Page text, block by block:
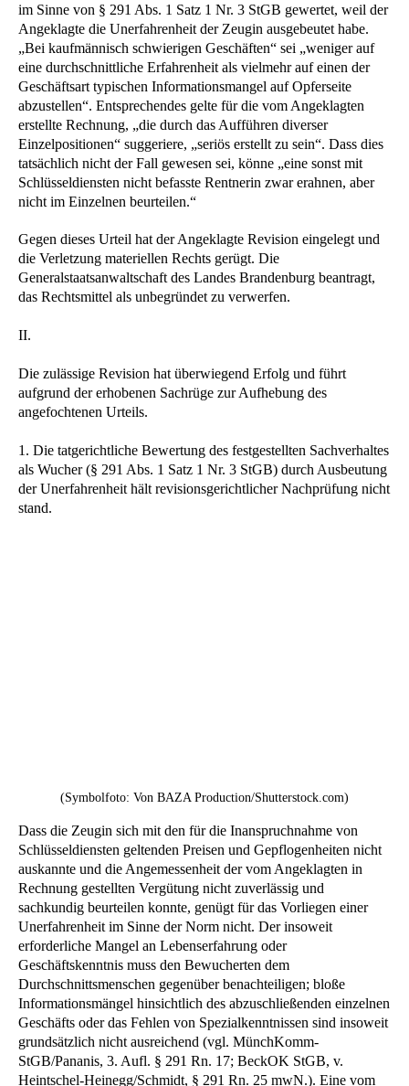
im Sinne von § 291 Abs. 1 Satz 1 Nr. 3 StGB gewertet, weil der
Angeklagte die Unerfahrenheit der Zeugin ausgebeutet habe.
„Bei kaufmännisch schwierigen Geschäften“ sei „weniger auf
eine durchschnittliche Erfahrenheit als vielmehr auf einen der
Geschäftsart typischen Informationsmangel auf Opferseite
abzustellen“. Entsprechendes gelte für die vom Angeklagten
erstellte Rechnung, „die durch das Aufführen diverser
Einzelpositionen“ suggeriere, „seriös erstellt zu sein“. Dass dies
tatsächlich nicht der Fall gewesen sei, könne „eine sonst mit
Schlüsseldiensten nicht befasste Rentnerin zwar erahnen, aber
nicht im Einzelnen beurteilen.“
Gegen dieses Urteil hat der Angeklagte Revision eingelegt und
die Verletzung materiellen Rechts gerügt. Die
Generalstaatsanwaltschaft des Landes Brandenburg beantragt,
das Rechtsmittel als unbegründet zu verwerfen.
II.
Die zulässige Revision hat überwiegend Erfolg und führt
aufgrund der erhobenen Sachrüge zur Aufhebung des
angefochtenen Urteils.
1. Die tatgerichtliche Bewertung des festgestellten Sachverhaltes
als Wucher (§ 291 Abs. 1 Satz 1 Nr. 3 StGB) durch Ausbeutung
der Unerfahrenheit hält revisionsgerichtlicher Nachprüfung nicht
stand.
(Symbolfoto: Von BAZA Production/Shutterstock.com)
Dass die Zeugin sich mit den für die Inanspruchnahme von
Schlüsseldiensten geltenden Preisen und Gepflogenheiten nicht
auskannte und die Angemessenheit der vom Angeklagten in
Rechnung gestellten Vergütung nicht zuverlässig und
sachkundig beurteilen konnte, genügt für das Vorliegen einer
Unerfahrenheit im Sinne der Norm nicht. Der insoweit
erforderliche Mangel an Lebenserfahrung oder
Geschäftskenntnis muss den Bewucherten dem
Durchschnittsmenschen gegenüber benachteiligen; bloße
Informationsmängel hinsichtlich des abzuschließenden einzelnen
Geschäfts oder das Fehlen von Spezialkenntnissen sind insoweit
grundsätzlich nicht ausreichend (vgl. MünchKomm-
StGB/Pananis, 3. Aufl. § 291 Rn. 17; BeckOK StGB, v.
Heintschel-Heinegg/Schmidt, § 291 Rn. 25 mwN.). Eine vom